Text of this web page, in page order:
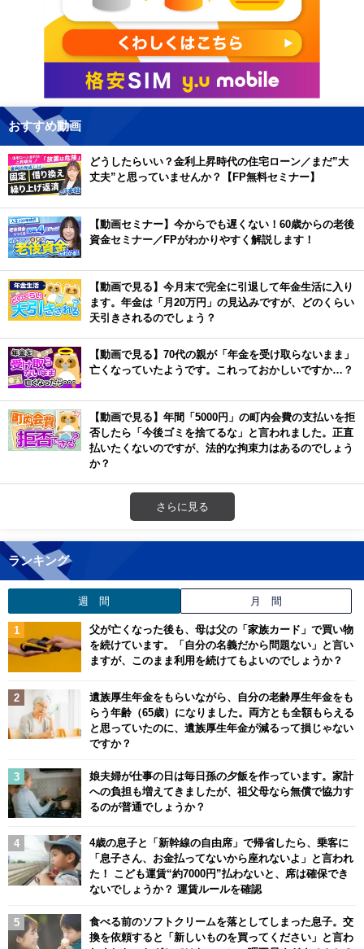
おすすめ動画
どうしたらいい？金利上昇時代の住宅ローン／まだ”大
丈夫”と思っていませんか？【FP無料セミナー】
【動画セミナー】今からでも遅くない！60歳からの老後
資金セミナー／FPがわかりやすく解説します！
【動画で見る】今月末で完全に引退して年金生活に入り
ます。年金は「月20万円」の見込みですが、どのくらい
天引きされるのでしょう？
【動画で見る】70代の親が「年金を受け取らないまま」
亡くなっていたようです。これっておかしいですか…？
【動画で見る】年間「5000円」の町内会費の支払いを拒
否したら「今後ゴミを捨てるな」と言われました。正直
払いたくないのですが、法的な拘束力はあるのでしょう
か？
さらに見る
ランキング
週 間 月 間
父が亡くなった後も、母は父の「家族カード」で買い物
を続けています。「自分の名義だから問題ない」と言い
ますが、このまま利用を続けてもよいのでしょうか？
遺族厚生年金をもらいながら、自分の老齢厚生年金をも
らう年齢（65歳）になりました。両方とも全額もらえる
と思っていたのに、遺族厚生年金が減るって損じゃない
ですか？
娘夫婦が仕事の日は毎日孫の夕飯を作っています。家計
への負担も増えてきましたが、祖父母なら無償で協力す
るのが普通でしょうか？
4歳の息子と「新幹線の自由席」で帰省したら、乗客に
「息子さん、お金払ってないから座れないよ」と言われ
た！ こども運賃“約7000円”払わないと、席は確保でき
ないでしょうか？ 運賃ルールを確認
食べる前のソフトクリームを落としてしまった息子。交
換を依頼すると「新しいものを買ってください」と言わ